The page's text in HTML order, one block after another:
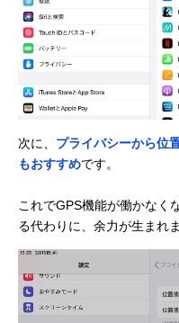
次に、 プライバシーから位
もおすすめです。
これでGPS機能が働かなく
る代わりに、余力が生まれま